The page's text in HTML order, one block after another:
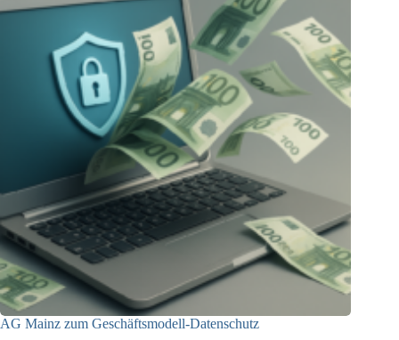
AG Mainz zum Geschäftsmodell-Datenschutz